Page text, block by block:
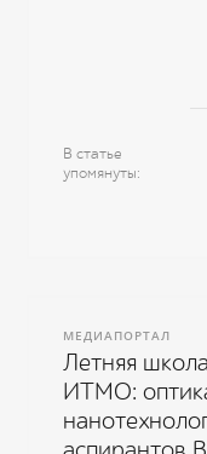
В статье
упомянуты
МЕДИАПОРТАЛ
Летняя
ИТМО: